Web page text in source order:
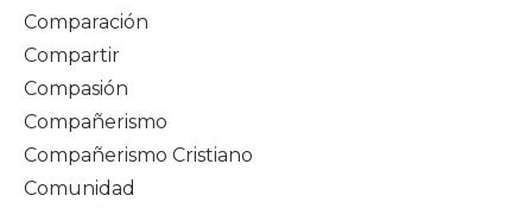
Comparación
Compartir
Compasión
Compañerismo
Compañerismo Cristiano
Comunidad